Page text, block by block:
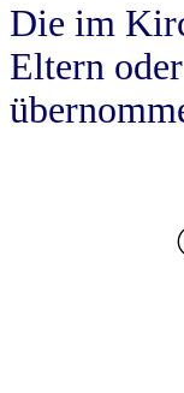
Die im
Eltern